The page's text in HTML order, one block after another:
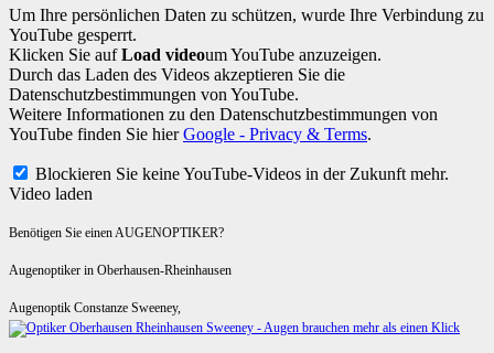
Um Ihre persönlichen Daten zu schützen, wurde Ihre Verbindung zu
YouTube gesperrt.
Klicken Sie aufLoad videoum YouTube anzuzeigen.
Durch das Laden des Videos akzeptieren Sie die
Datenschutzbestimmungen von YouTube.
Weitere Informationen zu den Datenschutzbestimmungen von
YouTube finden Sie hierGoogle - Privacy & Terms.
Blockieren Sie keine YouTube-Videos in der Zukunft mehr.
Video laden
Benötigen Sie einen AUGENOPTIKER?
Augenoptiker in Oberhausen-Rheinhausen
Augenoptik Constanze Sweeney,